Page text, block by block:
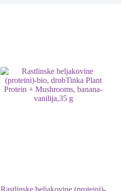
Rastlinske beljakovine (proteini)-